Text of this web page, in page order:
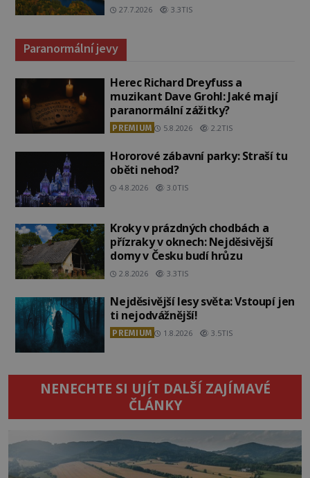
27.7.2026 3.3TIS
Paranormální jevy
Herec Richard Dreyfuss a
muzikant Dave Grohl: Jaké mají
paranormální zážitky?
PREMIUM 5.8.2026 2.2TIS
Hororové zábavní parky: Straší tu
oběti nehod?
4.8.2026 3.0TIS
Kroky v prázdných chodbách a
přízraky v oknech: Nejděsivější
domy v Česku budí hrůzu
2.8.2026 3.3TIS
Nejděsivější lesy světa: Vstoupí jen
ti nejodvážnější!
PREMIUM 1.8.2026 3.5TIS
NENECHTE SI UJÍT DALŠÍ ZAJÍMAVÉ
ČLÁNKY